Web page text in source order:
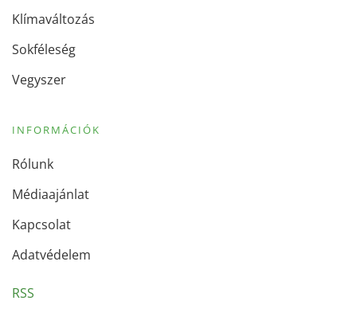
Klímaváltozás
Sokféleség
Vegyszer
INFORMÁCIÓK
Rólunk
Médiaajánlat
Kapcsolat
Adatvédelem
RSS